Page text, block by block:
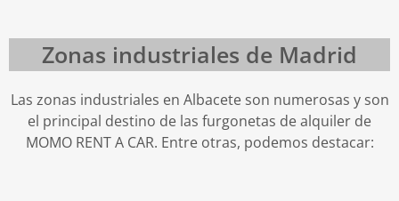
Zonas industriales de Madrid
Las zonas industriales en Albacete son numerosas y son
el principal destino de las furgonetas de alquiler de
MOMO RENT A CAR. Entre otras, podemos destacar: